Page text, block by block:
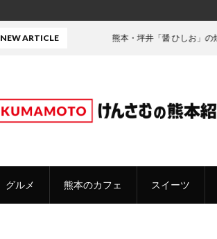
グルメ 熊本のカフェ スイーツ
NEW ARTICLE熊本・坪井「醤 ひしお」の焼きちゃんぽ